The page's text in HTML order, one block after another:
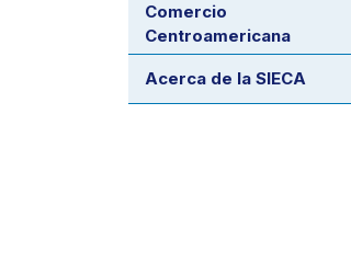
Comercio
Centroamericana
Acerca de la SIECA